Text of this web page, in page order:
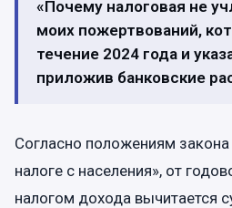
«Почему налоговая не
моих пожертвований,
течение 2024 года и
приложив банковские
Согласно положениям
налоге с населения», от
налогом дохода вычитается